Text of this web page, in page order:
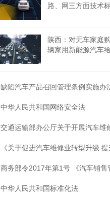
路、网三方面技术标
陕西：对无车家庭
辆家用新能源汽车给
缺陷汽车产品召回管理条例实施办
中华人民共和国网络安全法
交通运输部办公厅关于开展汽车维修电子健康档案系统建设工作的
《关于促进汽车维修业转型升级 提升服务质量的指导意
商务部令2017年第1号 《汽车销售管理办法
中华人民共和国标准化法